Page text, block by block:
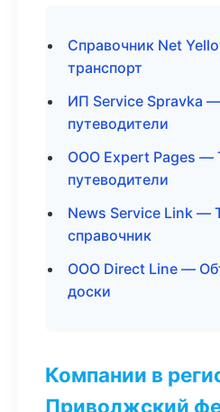
Справочник Net
транспорт
ИП Service Spravka
путеводители
ООО Expert Pages —
путеводители
News Service Link —
справочник
ООО Direct Line —
доски
Компании в
Приволжский